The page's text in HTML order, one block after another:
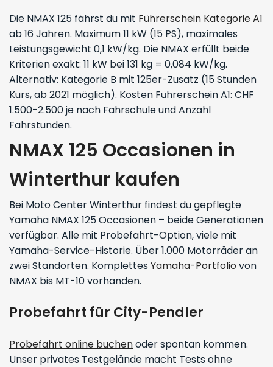
Die NMAX 125 fährst du mit Führerschein Kategorie A1
ab 16 Jahren. Maximum 11 kW (15 PS), maximales
Leistungsgewicht 0,1 kW/kg. Die NMAX erfüllt beide
Kriterien exakt: 11 kW bei 131 kg = 0,084 kW/kg.
Alternativ: Kategorie B mit 125er-Zusatz (15 Stunden
Kurs, ab 2021 möglich). Kosten Führerschein A1: CHF
1.500-2.500 je nach Fahrschule und Anzahl
Fahrstunden.
NMAX 125 Occasionen in
Winterthur kaufen
Bei Moto Center Winterthur findest du gepflegte
Yamaha NMAX 125 Occasionen – beide Generationen
verfügbar. Alle mit Probefahrt-Option, viele mit
Yamaha-Service-Historie. Über 1.000 Motorräder an
zwei Standorten. Komplettes Yamaha-Portfoliovon
NMAX bis MT-10 vorhanden.
Probefahrt für City-Pendler
Probefahrt online buchenoder spontan kommen.
Unser privates Testgelände macht Tests ohne